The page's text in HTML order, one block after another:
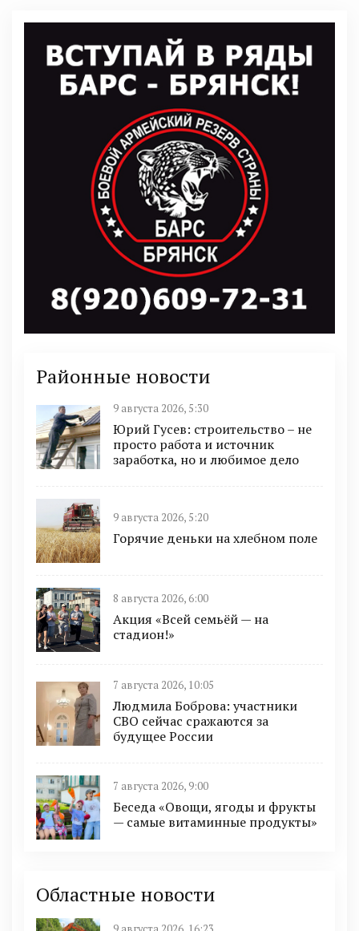
Районные новости
9 августа 2026, 5:30
Юрий Гусев: строительство – не
просто работа и источник
заработка, но и любимое дело
9 августа 2026, 5:20
Горячие деньки на хлебном поле
8 августа 2026, 6:00
Акция «Всей семьёй — на
стадион!»
7 августа 2026, 10:05
Людмила Боброва: участники
СВО сейчас сражаются за
будущее России
7 августа 2026, 9:00
Беседа «Овощи, ягоды и фрукты
— самые витаминные продукты»
Областные новости